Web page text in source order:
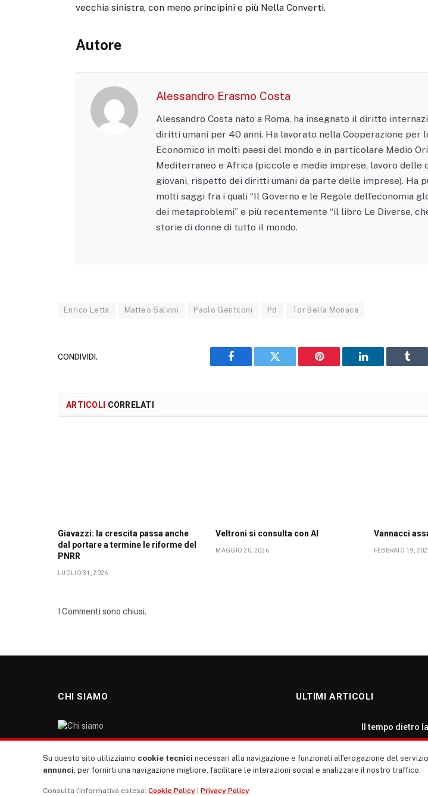
vecchia sinistra, con meno principini e più Nella Converti.
Autore
Alessandro Erasmo Costa
Alessandro Costa nato a Roma, ha insegnato il diritto
diritti umani per 40 anni. Ha lavorato nella Cooperazione per
Economico in molti paesi del mondo e in particolare Medio
Mediterraneo e Africa (piccole e medie imprese, lavoro delle
giovani, rispetto dei diritti umani da parte delle imprese). Ha
molti saggi fra i quali “Il Governo e le Regole dell’economia
dei metaproblemi” e più recentemente “il libro Le Diverse,
storie di donne di tutto il mondo.
Enrico Letta Matteo Salvini Paolo Gentiloni Pd Tor Bella Monaca
CONDIVIDI.
Facebook X Pinterest LinkedIn
ARTICOLI CORRELATI
Giavazzi: la crescita passa anche
dal portare a termine le riforme del
PNRR
LUGLIO 31, 2026
Veltroni si consulta con AI
MAGGIO 20, 2026
Vannacci
FEBBRAIO 19,
I Commenti sono chiusi.
CHI SIAMO
nostro sito giornale è l’erede di “TUTTI”: giornale
anni ‘70, “rete”, diremmo oggi, dei direttori dei giornali
ULTIMI ARTICOLI
Il tempo dietro
Su questo sito utilizziamo cookie tecnici necessari alla navigazione e funzionali all'erogazione del
annunci, per fornirti una navigazione migliore, facilitare le interazioni social e analizzare il nostro traffico.
Consulta l'informativa estesa: Cookie Policy Privacy Policy